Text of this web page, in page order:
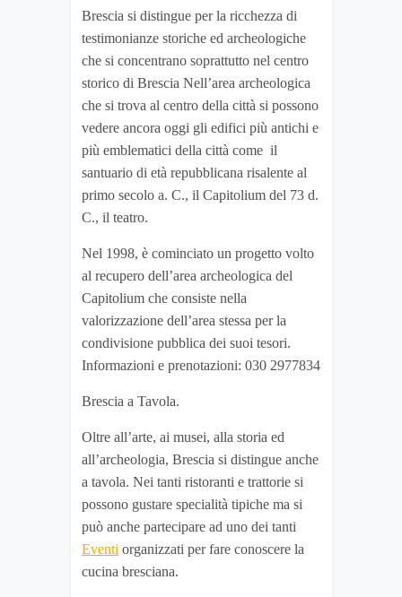
Brescia si distingue per la ricchezza di
testimonianze storiche ed archeologiche
che si concentrano soprattutto nel centro
storico di Brescia Nell’area archeologica
che si trova al centro della città si possono
vedere ancora oggi gli edifici più antichi e
più emblematici della città come il
santuario di età repubblicana risalente al
primo secolo a. C., il Capitolium del 73 d.
C., il teatro.
Nel 1998, è cominciato un progetto volto
al recupero dell’area archeologica del
Capitolium che consiste nella
valorizzazione dell’area stessa per la
condivisione pubblica dei suoi tesori.
Informazioni e prenotazioni: 030 2977834
Brescia a Tavola.
Oltre all’arte, ai musei, alla storia ed
all’archeologia, Brescia si distingue anche
a tavola. Nei tanti ristoranti e trattorie si
possono gustare specialità tipiche ma si
può anche partecipare ad uno dei tanti
Eventi organizzati per fare conoscere la
cucina bresciana.